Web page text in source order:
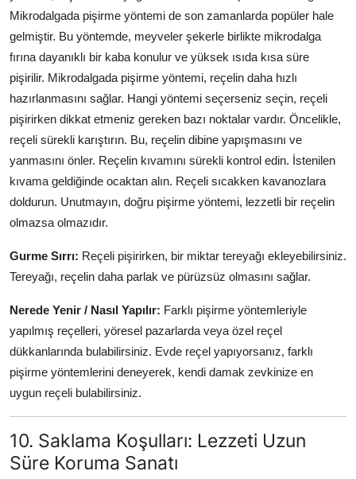
Mikrodalgada pişirme yöntemi de son zamanlarda popüler hale
gelmiştir. Bu yöntemde, meyveler şekerle birlikte mikrodalga
fırına dayanıklı bir kaba konulur ve yüksek ısıda kısa süre
pişirilir. Mikrodalgada pişirme yöntemi, reçelin daha hızlı
hazırlanmasını sağlar. Hangi yöntemi seçerseniz seçin, reçeli
pişirirken dikkat etmeniz gereken bazı noktalar vardır. Öncelikle,
reçeli sürekli karıştırın. Bu, reçelin dibine yapışmasını ve
yanmasını önler. Reçelin kıvamını sürekli kontrol edin. İstenilen
kıvama geldiğinde ocaktan alın. Reçeli sıcakken kavanozlara
doldurun. Unutmayın, doğru pişirme yöntemi, lezzetli bir reçelin
olmazsa olmazıdır.
Gurme Sırrı: Reçeli pişirirken, bir miktar tereyağı ekleyebilirsiniz.
Tereyağı, reçelin daha parlak ve pürüzsüz olmasını sağlar.
Nerede Yenir / Nasıl Yapılır: Farklı pişirme yöntemleriyle
yapılmış reçelleri, yöresel pazarlarda veya özel reçel
dükkanlarında bulabilirsiniz. Evde reçel yapıyorsanız, farklı
pişirme yöntemlerini deneyerek, kendi damak zevkinize en
uygun reçeli bulabilirsiniz.
10. Saklama Koşulları: Lezzeti Uzun
Süre Koruma Sanatı